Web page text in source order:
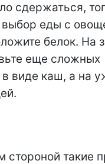
сдержаться,
выбор еды с
белок. На
еще сложных
в виде каш, а на
стороной такие